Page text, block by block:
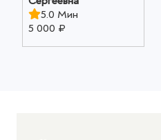
5.0 Мин
5 000 ₽